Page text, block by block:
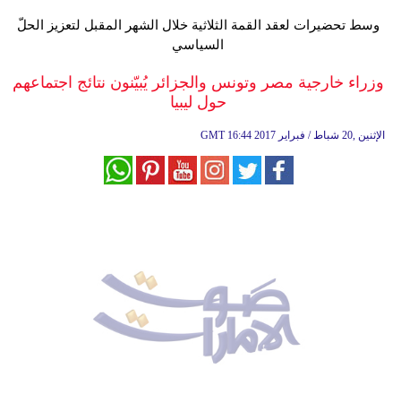
فن
وموسيقى
أزياء
وسط تحضيرات لعقد القمة الثلاثية خلال الشهر المقبل لتعزيز الحلّ
السياسي
وزراء خارجية مصر وتونس والجزائر يُبيّنون نتائج اجتماعهم
حول ليبيا
GMT 16:44 2017 الإثنين ,20 شباط / فبراير